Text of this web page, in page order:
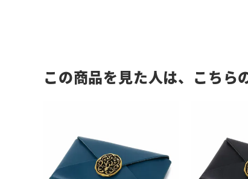
この商品を見た人は、こちら